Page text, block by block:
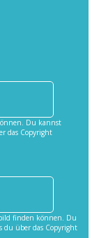
Du kannst
das Copyright
finden können. Du
du über das Copyright